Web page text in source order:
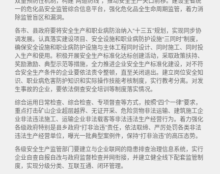
一的危化品安全监管综合信息平台，强化危化品全生命周期监管，着力消
除监管盲区和漏洞。
各市、县政府要将安全生产和职业病防治纳入“十三五”规划，实现同步协
调发展。认真落实建设项目、安全设施和职业病防护设施“三同时”制度，
确保安全设施和职业病防护设施与主体工程同时设计、同时施工、同时投
入生产和使用。积极开展安全生产标准化达标创建活动，采取政策扶持、
奖励激励、典型示范等措施，全力推进企业安全生产标准化建设，对不符
合安全生产条件的企业要依法责令整顿，直至关闭退出。建立岗位安全知
识、职业病危害防护知识和实际操作技能考核制度，实行教考分离。对发
生事故的企业，要依法倒查安全培训等制度落实情况。
综合运用日常检查、综合检查、专项督查等方式，按照“四个一律”要求，
重点打击矿山企业超层越界、无证开采、危险货物非法运输、建筑施工企
业非法违法施工、运输企业非法载客等非法违法生产经营行为。着力强化
各级政府特别是县乡政府“打非治违”责任，依法取缔、严厉处罚各类非法
违法生产经营单位，曝光一批典型案例件，保持“打非治违”的高压态势。
各级安全生产监管部门要建立与企业联网的隐患排查治理信息系统，实行
企业自查自报自改与政府监督检查并网衔接，并建立健全线下配套监管制
度，实现分级分类、互联互通、闭环管理。